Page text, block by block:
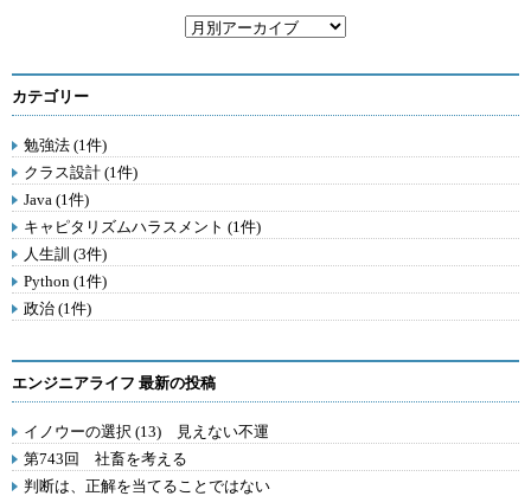
カテゴリー
勉強法 (1件)
クラス設計 (1件)
Java (1件)
キャピタリズムハラスメント (1件)
人生訓 (3件)
Python (1件)
政治 (1件)
エンジニアライフ 最新の投稿
イノウーの選択 (13) 見えない不運
第743回 社畜を考える
判断は、正解を当てることではない